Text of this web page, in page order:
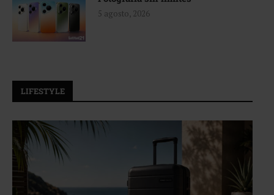
5 agosto, 2026
LIFESTYLE